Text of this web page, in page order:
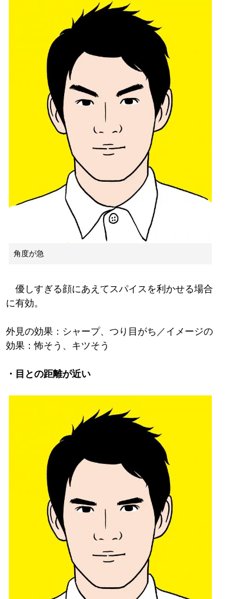
角度が急
優しすぎる顔にあえてスパイスを利かせる場合
に有効。
外見の効果：シャープ、つり目がち／イメージの
効果：怖そう、キツそう
・目との距離が近い